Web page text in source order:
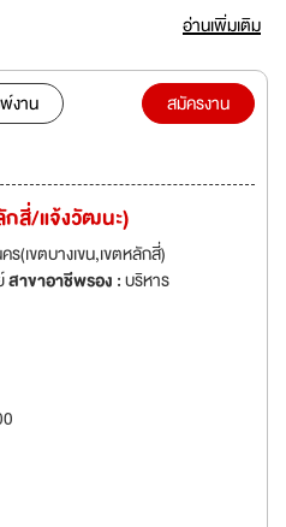
อ่านเพิ่มเติม
งาน
สมัครงาน
กสี่/แจ้งวัฒนะ)
(เขตบางเขน,เขตหลักสี่)
สาขาอาชีพรอง :บริหาร